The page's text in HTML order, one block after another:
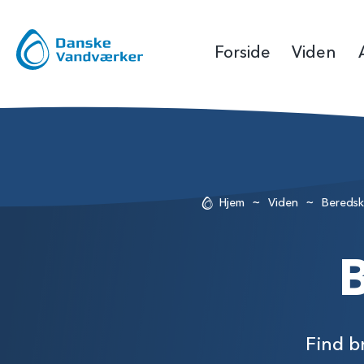
Forside Viden
Hjem ~ Viden ~
Find